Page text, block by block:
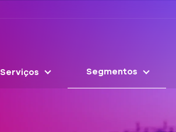
Serviços Segmentos